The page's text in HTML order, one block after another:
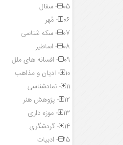
05- سفال
06- مُهر
07- سکه شناسی
08- اساطیر
09- افسانه های ملل
10- ادیان و مذاهب
11- نمادشناسی
12- پژوهش هنر
13- موزه داری
14- گردشگری
15- ادبیات